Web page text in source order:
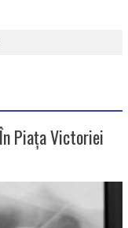
Piața Victoriei